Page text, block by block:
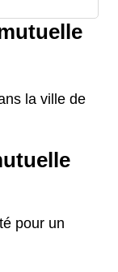
la ville de
pour un